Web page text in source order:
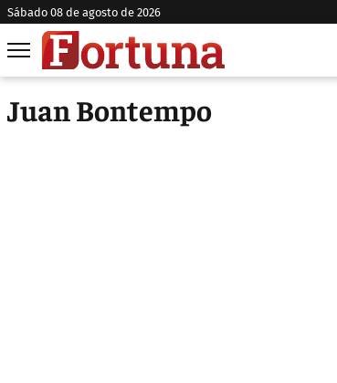
sábado 08 de agosto de 2026
Juan Bontempo